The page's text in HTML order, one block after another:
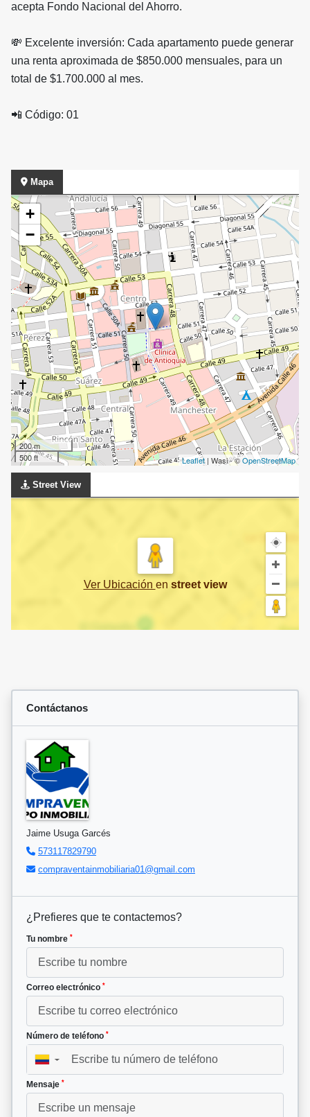
acepta Fondo Nacional del Ahorro.
💸 Excelente inversión: Cada apartamento puede generar
una renta aproximada de $850.000 mensuales, para un
total de $1.700.000 al mes.
📲 Código: 01
Mapa
+
−
200 m
500 ft
Leaflet| Wasi - ©OpenStreetMap
Street View
Ver Ubicación en street view
Contáctanos
Jaime Usuga Garcés
573117829790
compraventainmobiliaria01@gmail.com
¿Prefieres que te contactemos?
Tu nombre *
Correo electrónico *
Número de teléfono *
▼
Mensaje *